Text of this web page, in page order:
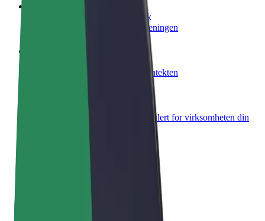
Legg til en restaurant eller butikk
Nå ut til flere kunder og øk inntjeningen
Legg til flåten din i Bolt og øk inntekten
Bolt for Business
Bolt-produkter og tjenester oppskalert for virksomheten din